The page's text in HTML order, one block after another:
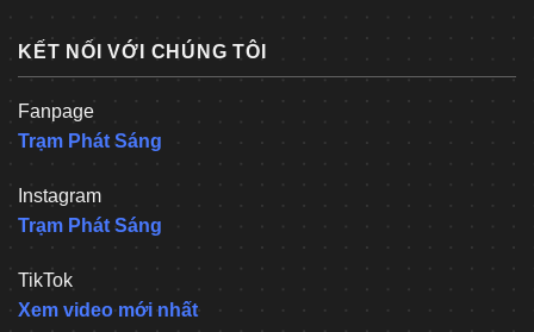
KẾT NỐI VỚI CHÚNG TÔI
Fanpage
Trạm Phát Sáng
Instagram
Trạm Phát Sáng
TikTok
Xem video mới nhất